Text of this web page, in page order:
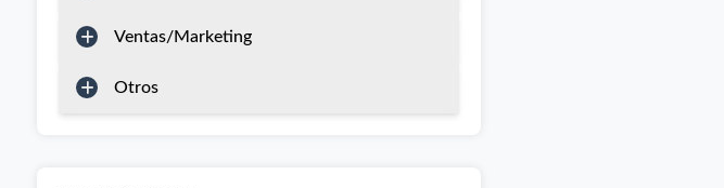
Ventas/Marketing
Otros